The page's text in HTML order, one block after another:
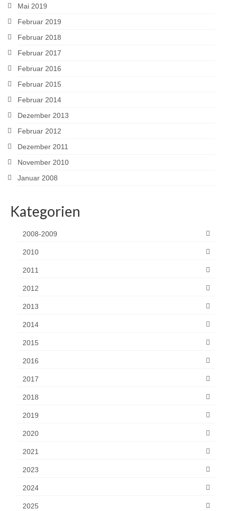
Mai 2019
Februar 2019
Februar 2018
Februar 2017
Februar 2016
Februar 2015
Februar 2014
Dezember 2013
Februar 2012
Dezember 2011
November 2010
Januar 2008
Kategorien
2008-2009
2010
2011
2012
2013
2014
2015
2016
2017
2018
2019
2020
2021
2023
2024
2025